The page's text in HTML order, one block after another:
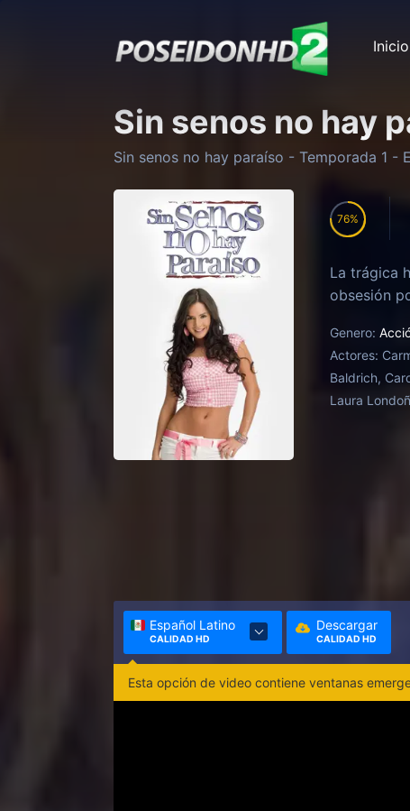
Inicio
Sin senos no hay
Sin senos no hay paraíso - Temporada 1 -
76
La trágica
obsesión
Genero:
Actores:
Baldrich,
Laura
Español Latino
CALIDAD HD
Descargar
CALIDAD HD
Esta opción de video contiene ventanas